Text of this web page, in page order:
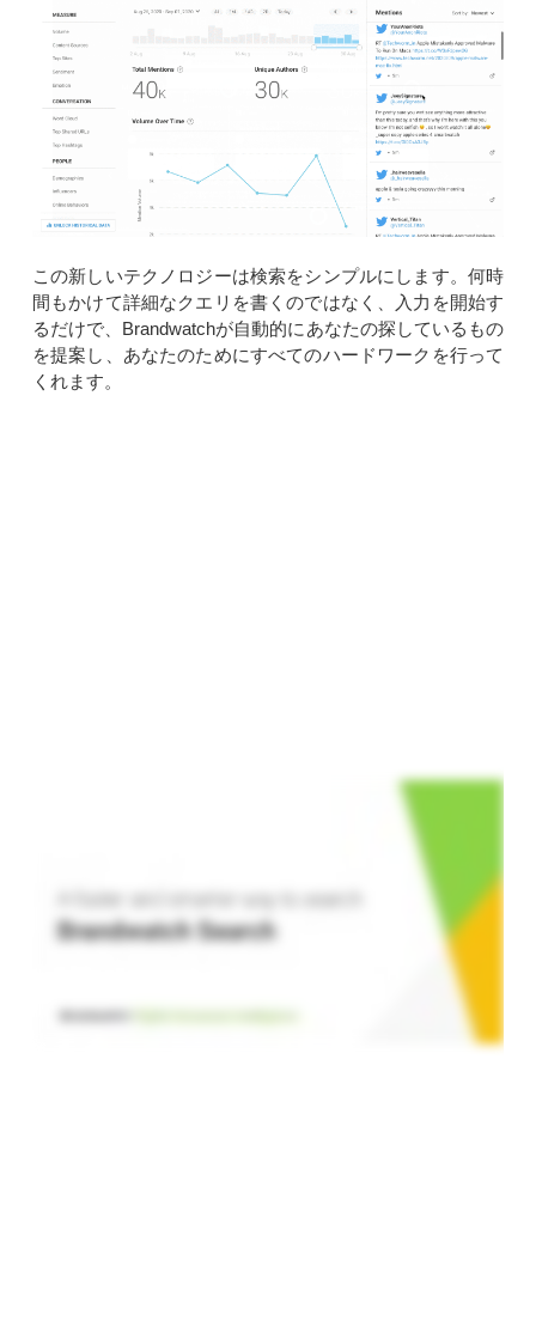
この新しいテクノロジーは検索をシンプルにします。何時
間もかけて詳細なクエリを書くのではなく、入力を開始す
るだけで、Brandwatchが自動的にあなたの探しているもの
を提案し、あなたのためにすべてのハードワークを行って
くれます。